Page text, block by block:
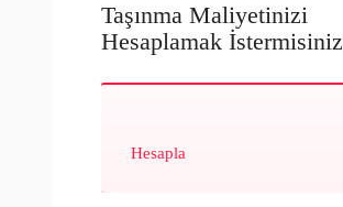
Taşınma Maliyetinizi
Hesaplamak İstermisiniz
Hesapla